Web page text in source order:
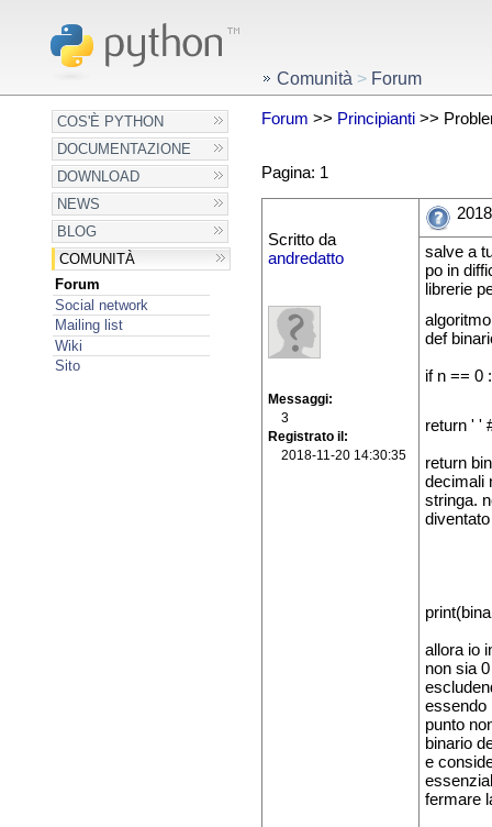
COS'È PYTHON
DOCUMENTAZIONE
DOWNLOAD
NEWS
BLOG
COMUNITÀ
Forum
Social network
Mailing list
Wiki
Sito
Comunità > Forum
Forum >> Principianti>>
Pagina: 1
Scritto da
andredatto
Messaggi
3
Registrato il
2018-11-20 14:30:35
salve a
po in
librerie
def
if n == 0
return ' '
return
decimali
stringa.
allora io
non sia
essendo
punto
binario
e
fermare